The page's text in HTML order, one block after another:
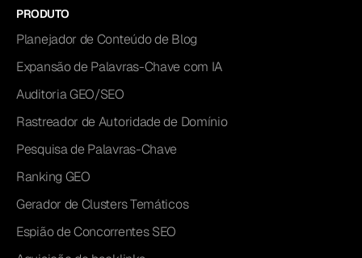
PRODUTO
Planejador de Conteúdo de Blog
Expansão de Palavras-Chave com IA
Auditoria GEO/SEO
Rastreador de Autoridade de Domínio
Pesquisa de Palavras-Chave
Ranking GEO
Gerador de Clusters Temáticos
Espião de Concorrentes SEO